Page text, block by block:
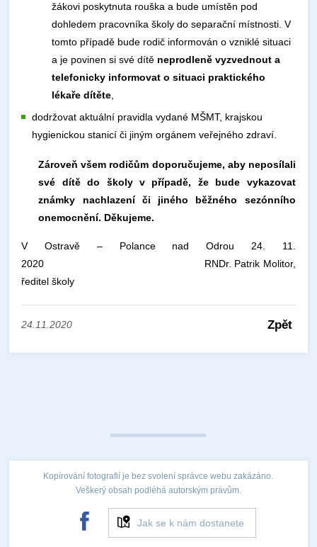
žákovi poskytnuta rouška a bude umístěn pod
dohledem pracovníka školy do separační místnosti. V
tomto případě bude rodič informován o vzniklé situaci
a je povinen si své dítě neprodleně vyzvednout a
telefonicky informovat o situaci praktického
lékaře dítěte
dodržovat aktuální pravidla vydané MŠMT, krajskou
hygienickou stanicí či jiným orgánem veřejného zdraví.
Zároveň všem rodičům doporučujeme, aby neposílali
své dítě do školy v případě, že bude vykazovat
známky nachlazení či jiného běžného sezónního
onemocnění. Děkujeme.
V Ostravě – Polance nad Odrou 24. 11.
2020 RNDr. Patrik Molitor,
ředitel školy
24.11.2020 Zpět
Kopírování fotografií je bez svolení správce webu zakázáno.
Veškerý obsah podléhá autorským právům.
Jak se k nám dostanete